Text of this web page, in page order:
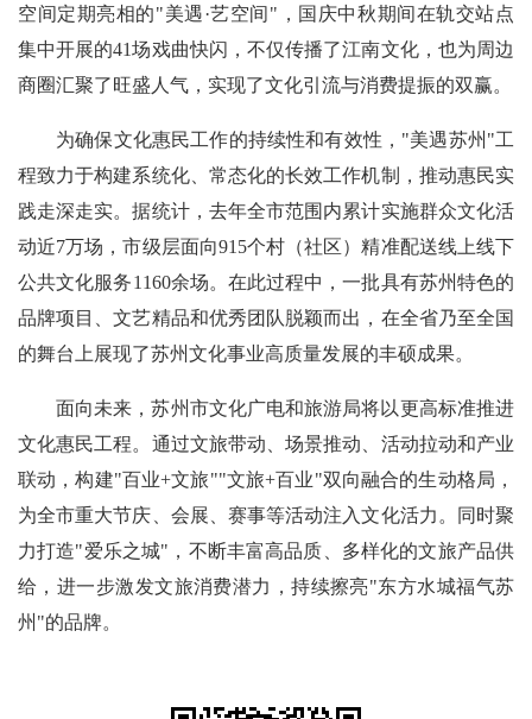
空间定期亮相的"美遇·艺空间"，国庆中秋期间在轨交站点
集中开展的41场戏曲快闪，不仅传播了江南文化，也为周边
商圈汇聚了旺盛人气，实现了文化引流与消费提振的双赢。
为确保文化惠民工作的持续性和有效性，"美遇苏州"工
程致力于构建系统化、常态化的长效工作机制，推动惠民实
践走深走实。据统计，去年全市范围内累计实施群众文化活
动近7万场，市级层面向915个村（社区）精准配送线上线下
公共文化服务1160余场。在此过程中，一批具有苏州特色的
品牌项目、文艺精品和优秀团队脱颖而出，在全省乃至全国
的舞台上展现了苏州文化事业高质量发展的丰硕成果。
面向未来，苏州市文化广电和旅游局将以更高标准推进
文化惠民工程。通过文旅带动、场景推动、活动拉动和产业
联动，构建"百业+文旅""文旅+百业"双向融合的生动格局，
为全市重大节庆、会展、赛事等活动注入文化活力。同时聚
力打造"爱乐之城"，不断丰富高品质、多样化的文旅产品供
给，进一步激发文旅消费潜力，持续擦亮"东方水城福气苏
州"的品牌。